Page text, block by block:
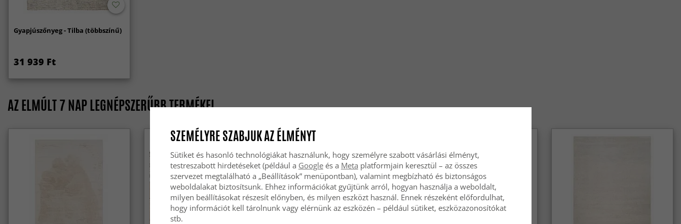
Gyapjúszőnyeg - Tilba (többszínű)
31 939 Ft
AZ ELMÚLT 7 NAP LEGNÉPSZERŰBB TERMÉKEI
SZEMÉLYRE SZABJUK AZ ÉLMÉNYT
Sütiket és hasonló technológiákat használunk, hogy személyre szabott vásárlási élményt,
testreszabott hirdetéseket (például a Googleés a Meta platformjain keresztül – az összes
szervezet megtalálható a „Beállítások” menüpontban), valamint megbízható és biztonságos
weboldalakat biztosítsunk. Ehhez információkat gyűjtünk arról, hogyan használja a weboldalt,
milyen beállításokat részesít előnyben, és milyen eszközt használ. Ennek részeként előfordulhat,
hogy információt kell tárolnunk vagy elérnünk az eszközén – például sütiket, eszközazonosítókat
stb.